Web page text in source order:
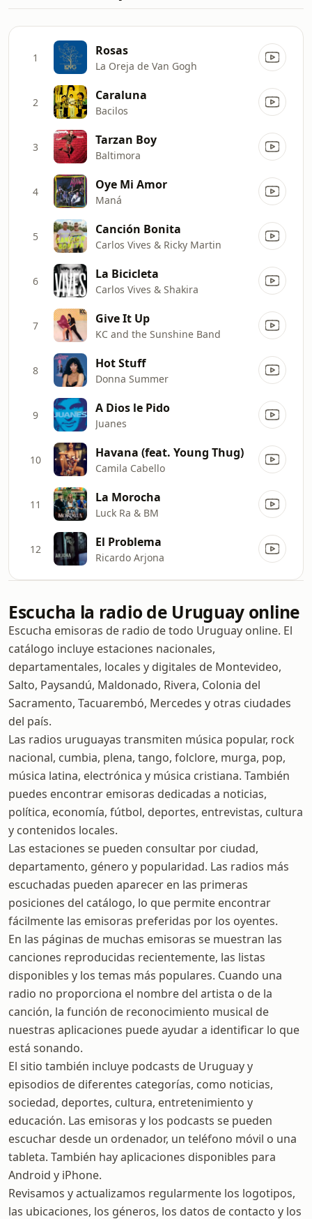
1 Rosas
La Oreja de Van Gogh
2 Caraluna
Bacilos
3 Tarzan Boy
Baltimora
4 Oye Mi Amor
Maná
5 Canción Bonita
Carlos Vives & Ricky Martin
6 La Bicicleta
Carlos Vives & Shakira
7 Give It Up
KC and the Sunshine Band
8 Hot Stuff
Donna Summer
9 A Dios le Pido
Juanes
10 Havana (feat. Young Thug)
Camila Cabello
11 La Morocha
Luck Ra & BM
12 El Problema
Ricardo Arjona
Escucha la radio de Uruguay online
Escucha emisoras de radio de todo Uruguay online. El
catálogo incluye estaciones nacionales,
departamentales, locales y digitales de Montevideo,
Salto, Paysandú, Maldonado, Rivera, Colonia del
Sacramento, Tacuarembó, Mercedes y otras ciudades
del país.
Las radios uruguayas transmiten música popular, rock
nacional, cumbia, plena, tango, folclore, murga, pop,
música latina, electrónica y música cristiana. También
puedes encontrar emisoras dedicadas a noticias,
política, economía, fútbol, deportes, entrevistas, cultura
y contenidos locales.
Las estaciones se pueden consultar por ciudad,
departamento, género y popularidad. Las radios más
escuchadas pueden aparecer en las primeras
posiciones del catálogo, lo que permite encontrar
fácilmente las emisoras preferidas por los oyentes.
En las páginas de muchas emisoras se muestran las
canciones reproducidas recientemente, las listas
disponibles y los temas más populares. Cuando una
radio no proporciona el nombre del artista o de la
canción, la función de reconocimiento musical de
nuestras aplicaciones puede ayudar a identificar lo que
está sonando.
El sitio también incluye podcasts de Uruguay y
episodios de diferentes categorías, como noticias,
sociedad, deportes, cultura, entretenimiento y
educación. Las emisoras y los podcasts se pueden
escuchar desde un ordenador, un teléfono móvil o una
tableta. También hay aplicaciones disponibles para
Android y iPhone.
Revisamos y actualizamos regularmente los logotipos,
las ubicaciones, los géneros, los datos de contacto y los